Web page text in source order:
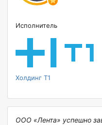
Исполнитель
Холдинг Т1
ООО «Лента» успешно